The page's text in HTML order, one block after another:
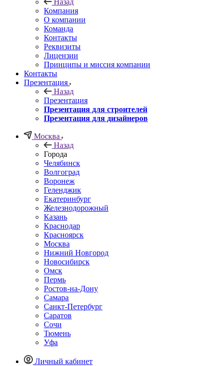
Назад
Компания
О компании
Команда
Контакты
Реквизиты
Лицензии
Принципы и миссия компании
Контакты
Презентация
Назад
Презентация
Презентация для строителей
Презентация для дизайнеров
Москва
Назад
Города
Челябинск
Волгоград
Воронеж
Геленджик
Екатеринбург
Железнодорожный
Казань
Краснодар
Красноярск
Москва
Нижний Новгород
Новосибирск
Омск
Пермь
Ростов-на-Дону
Самара
Санкт-Петербург
Саратов
Сочи
Тюмень
Уфа
Личный кабинет